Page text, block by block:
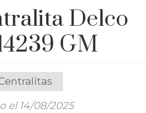
Delco
GM
el 14/08/2025